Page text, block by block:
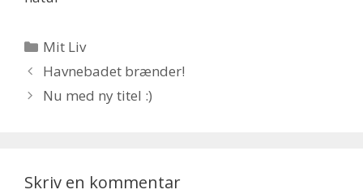
Kategorier
Mit Liv
Havnebadet brænder!
Nu med ny titel :)
Skriv en kommentar